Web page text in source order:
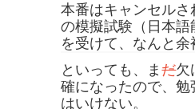
本番はキャンセル
の模擬試験（日本語
を受けて、なんと余
といっても、まだ欠
確になったので、勉
はいけない。